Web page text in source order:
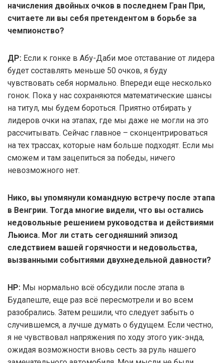
начисления двойных очков в последнем Гран При,
считаете ли вы себя претендентом в борьбе за
чемпионство?
ДР: Если к гонке в Абу-Даби мое отставание от лидера
будет составлять меньше 50 очков, я буду
чувствовать себя нормально. Впереди еще несколько
гонок. Пока у нас сохраняются математические шансы
на титул, мы будем бороться. Приятно отбирать у
лидеров очки на этапах, где мы даже не могли на это
рассчитывать. Сейчас главное – сконцентрироваться
на тех трассах, которые нам больше подходят. Если мы
сможем и там зацепиться за победы, ничего
невозможного нет.
Нико, вы упомянули командную встречу после этапа
в Венгрии. Тогда многие видели, что вы остались
недовольные решением руководства и действиями
Льюиса. Мог ли стать сегодняшний эпизод
следствием вашей горячности и недовольства,
вызванными событиями двухнедельной давности?
НР: Мы нормально всё обсудили после этапа в
Будапеште, еще раз всё пересмотрели и во всем
разобрались. Затем решили, что следует забыть о
случившемся, а лучше думать о будущем. Если честно,
я не чувствовал напряжения по ходу этого уик-энда,
ожидая возможности вновь сесть за руль нашего